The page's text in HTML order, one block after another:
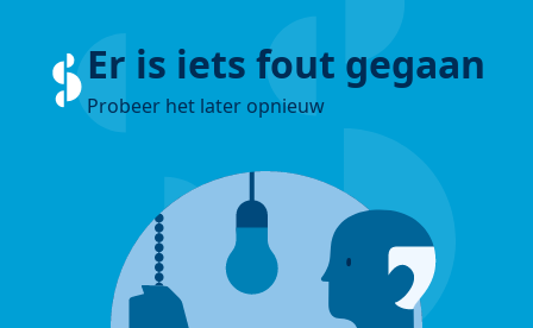
Er is iets fout gegaan
Probeer het later opnieuw